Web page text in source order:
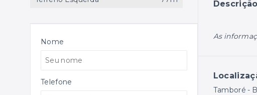
As
Tamboré -
Nome
Telefone